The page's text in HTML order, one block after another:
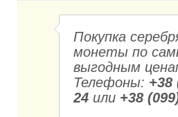
Покупка
монеты по
выгодным
Телефоны: +38
24или +38